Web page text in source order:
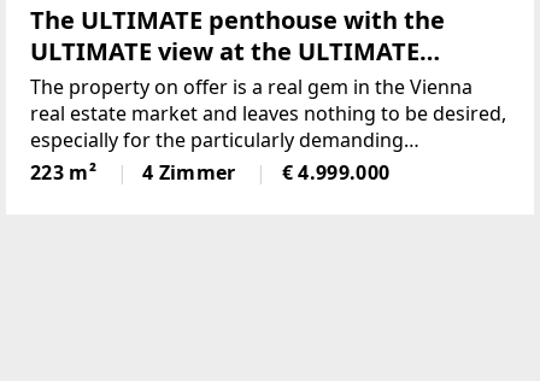
The ULTIMATE penthouse with the
ULTIMATE view at the ULTIMATE
location - ABSOLUTELY UNIQUE!
The property on offer is a real gem in the Vienna
real estate market and leaves nothing to be desired,
especially for the particularly demanding
prospective customers.Situated at an absolutely top
location in Vienna's noble 19th
223 m² 4 Zimmer € 4.999.000